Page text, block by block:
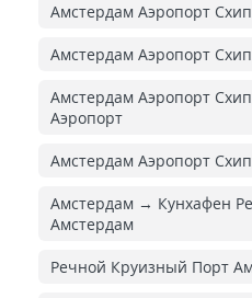
Амстердам Аэропорт
Амстердам Аэропорт
Амстердам Аэропорт
Аэропорт
Амстердам Аэропорт
Амстердам → Кунхафен
Амстердам
Речной Круизный Порт